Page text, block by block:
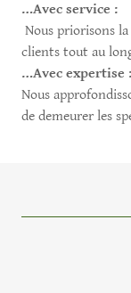
…Avec service :
Nous priorisons
clients tout au
…Avec expertise :
Nous
de demeurer les